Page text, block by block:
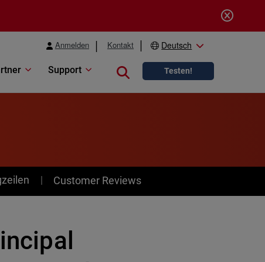
Anmelden Kontakt Deutsch
Support Close search
Testen!
Customer Reviews